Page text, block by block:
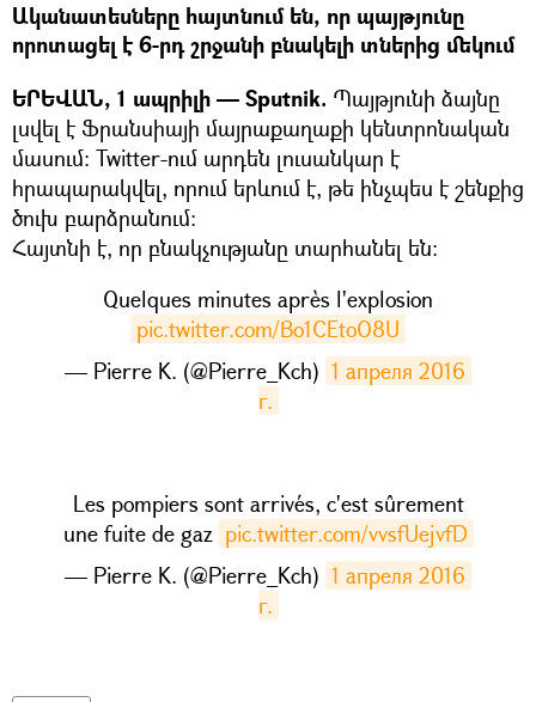
Ականատեսները հայտնում են, որ պայթյունը
որոտացել է 6-րդ շրջանի բնակելի տներից մեկում
ԵՐԵՎԱՆ, 1 ապրիլի — Sputnik. Պայթյունի ձայնը
լսվել է Ֆրանսիայի մայրաքաղաքի կենտրոնական
մասում։ Twitter-ում արդեն լուսանկար է
հրապարակվել, որում երևում է, թե ինչպես է շենքից
ծուխ բարձրանում։
Հայտնի է, որ բնակչությանը տարհանել են։
Quelques minutes après l'explosion
pic.twitter.com/Bo1CEtoO8U
— Pierre K. (@Pierre_Kch) 1 апреля 2016
г.
Les pompiers sont arrivés, c'est sûrement
une fuite de gaz pic.twitter.com/vvsfUejvfD
— Pierre K. (@Pierre_Kch) 1 апреля 2016
г.